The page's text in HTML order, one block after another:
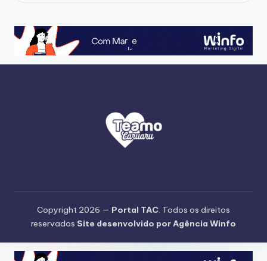
Copyright 2026 — Portal TAC. Todos os direitos
reservados Site desenvolvido por Agência Winfo